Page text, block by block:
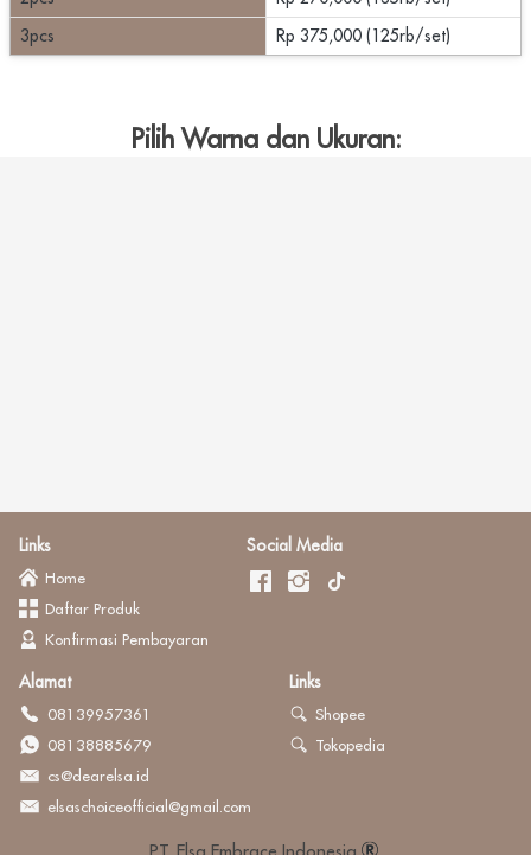
3pcs
Rp 375,000 (125rb/set)
Pilih Warna dan Ukuran:
Links
Home
Daftar Produk
Konfirmasi Pembayaran
Social Media
Alamat
08139957361
08138885679
cs@dearelsa.id
elsaschoiceofficial@gmail.com
Links
Shopee
Tokopedia